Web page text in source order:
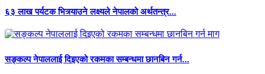
६३ लाख पर्यटक भित्र्याउने लक्ष्यले नेपालको अर्थतन्त्र...
सङ्कल्प नेपाललाई दिइएको रकमका सम्बन्धमा छानबिन गर्न...